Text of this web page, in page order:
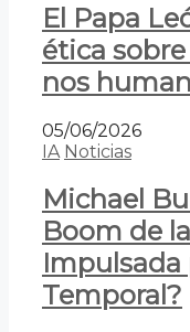
El Papa
ética
nos
05/06/2026
IA Noticias
Michael
Boom de
Temporal?